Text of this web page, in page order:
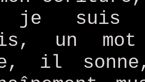
je suis
un
il